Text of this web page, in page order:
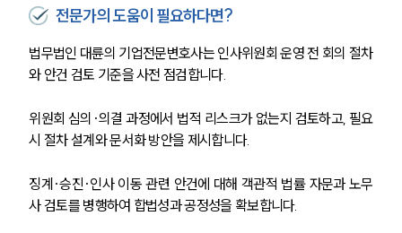
ABOUT
그룹소개
대륜의 강점
기업의뢰인을 위한 장점
오시는 길
글로벌 파트너 로펌
통합검색
AI대륜
전문가의 도움이 필요하다면?
법무법인 대륜의 기업전문변호사는 인사위원회 운영 전 회의 절차
와 안건 검토 기준을 사전 점검합니다.
위원회 심의·의결 과정에서 법적 리스크가 없는지 검토하고, 필요
시 절차 설계와 문서화 방안을 제시합니다.
징계·승진·인사 이동 관련 안건에 대해 객관적 법률 자문과 노무
사 검토를 병행하여 합법성과 공정성을 확보합니다.